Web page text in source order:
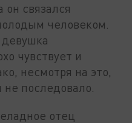
он связался
человеком.
чувствует и
несмотря на это,
последовало.
отец